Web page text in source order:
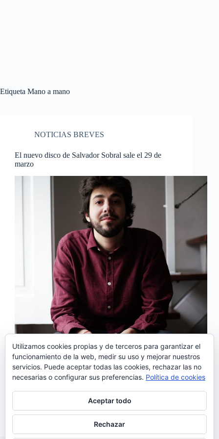
Etiqueta Mano a mano
NOTICIAS BREVES
El nuevo disco de Salvador Sobral sale el 29 de
marzo
2019 será un año de esperados lanzamientos
discográficos en la música portuguesa y uno de ellos
es sin duda el nuevo disco de Salvador Sobral. A
través de las redes sociales, el artista, ha anunciado
que la fecha definitiva para el…
Noemí Sánchez
24/01/2019
Utilizamos cookies propias y de terceros para garantizar el
funcionamiento de la web, medir su uso y mejorar nuestros
servicios. Puede aceptar todas las cookies, rechazar las no
necesarias o configurar sus preferencias. Política de cookies
Aceptar todo
Rechazar